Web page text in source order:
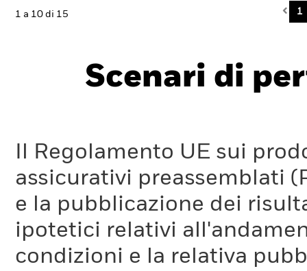
1 a 10 di 15 1
Scenari di
Il Regolamento UE sui
assicurativi preassemblati
e la pubblicazione dei
ipotetici relativi
condizioni e la relativa